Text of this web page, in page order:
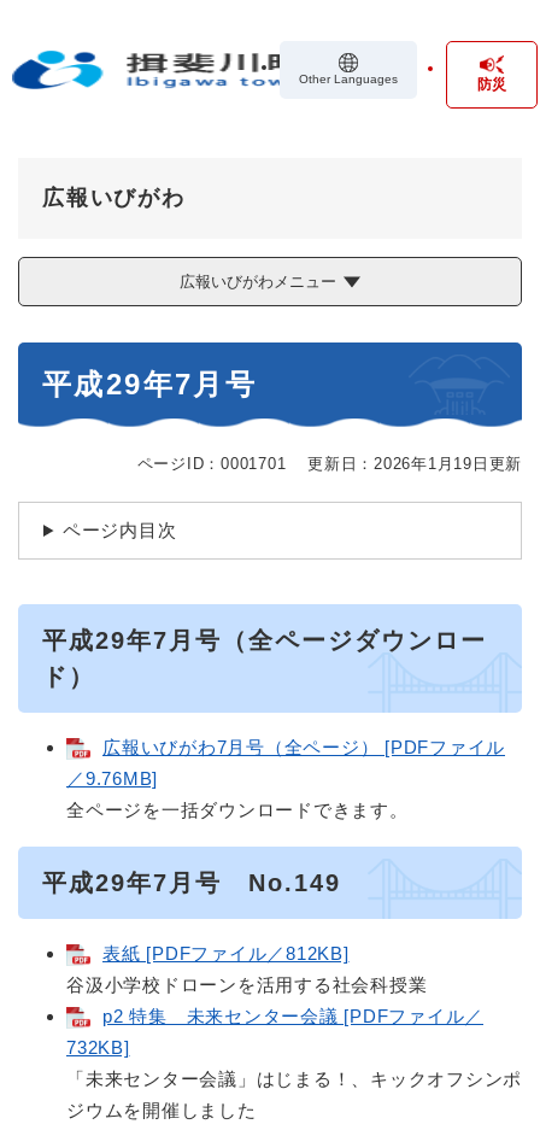
の
Other Languages 防災
広報いびがわ
広報いびがわメニュー
平成29年7月号
ページID：0001701 更新日：2026年1月19日更新
ページ内目次
平成29年7月号（全ページダウンロー
ド）
広報いびがわ7月号（全ページ） [PDFファイル
／9.76MB]
全ページを一括ダウンロードできます。
平成29年7月号 No.149
表紙 [PDFファイル／812KB]
谷汲小学校ドローンを活用する社会科授業
p2 特集 未来センター会議 [PDFファイル／
732KB]
「未来センター会議」はじまる！、キックオフシンポ
ジウムを開催しました